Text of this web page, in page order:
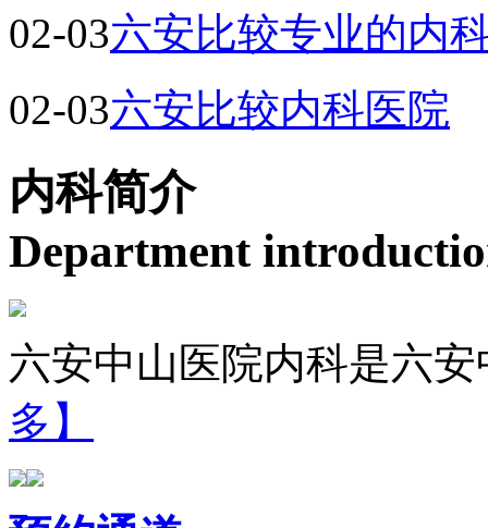
02-03六安比较专业的内
02-03六安比较内科医院
内科简介
Department
六安中山医院内科是六
多】